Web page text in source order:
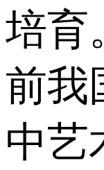
培育
前我
中艺